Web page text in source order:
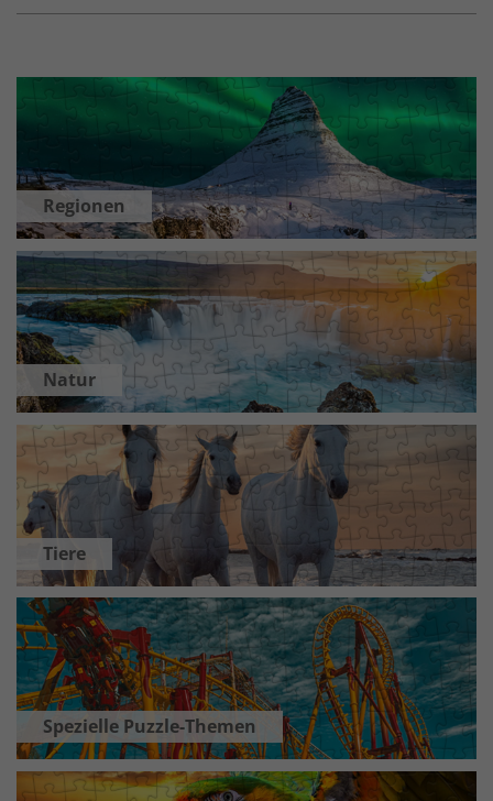
Regionen
Natur
Tiere
Spezielle Puzzle-Themen